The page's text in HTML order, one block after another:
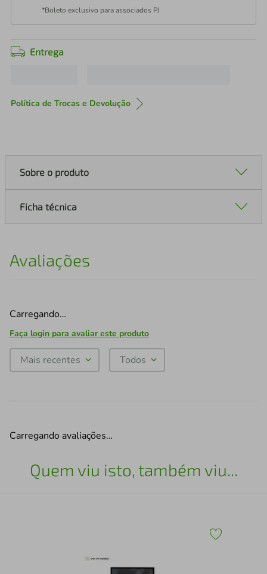
*Boleto exclusivo para associados PJ
Entrega
Política de Trocas e Devolução
Sobre o produto
Ficha técnica
Avaliações
Carregando…
Faça login para avaliar este produto
Mais recentes Todos
Carregando avaliações…
Quem viu isto, também viu...